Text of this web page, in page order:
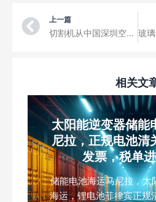
Prev
上一篇
切割机从中国深圳空运到萨拉托夫特森特拉尼机场三字代码RTW
相关文
太阳能逆变器储能
尼拉，正规电池清
发票，税单
储能电池海运马尼拉，太
海运，锂电池菲律宾正规